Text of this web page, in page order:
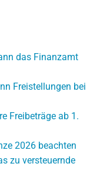
das Finanzamt
Freistellungen bei
Freibeträge ab 1.
2026 beachten
zu versteuernde